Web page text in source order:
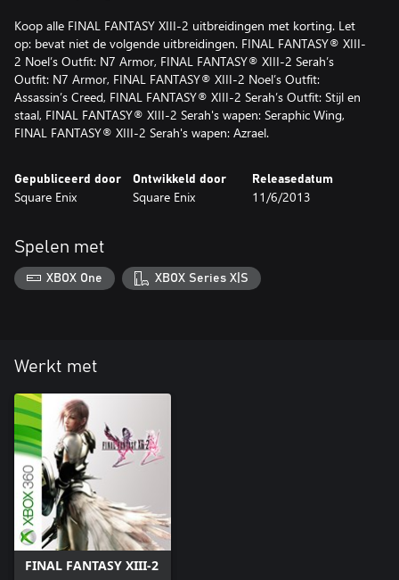
Koop alle FINAL FANTASY XIII-2 uitbreidingen met korting. Let
op: bevat niet de volgende uitbreidingen. FINAL FANTASY® XIII-
2 Noel’s Outfit: N7 Armor, FINAL FANTASY® XIII-2 Serah’s
Outfit: N7 Armor, FINAL FANTASY® XIII-2 Noel’s Outfit:
Assassin’s Creed, FINAL FANTASY® XIII-2 Serah’s Outfit: Stijl en
staal, FINAL FANTASY® XIII-2 Serah's wapen: Seraphic Wing,
FINAL FANTASY® XIII-2 Serah's wapen: Azrael.
Gepubliceerd door
Square Enix
Ontwikkeld door
Square Enix
Releasedatum
11/6/2013
Spelen met
XBOX One XBOX Series X|S
Werkt met
FINAL FANTASY XIII-2